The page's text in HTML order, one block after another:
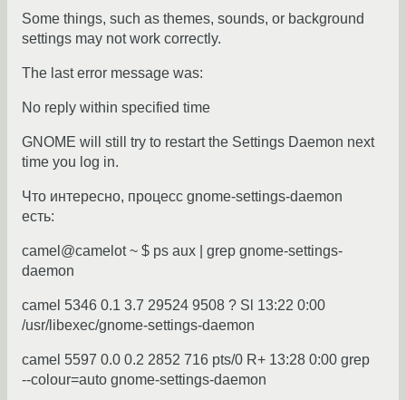
Some things, such as themes, sounds, or background
settings may not work correctly.
The last error message was:
No reply within specified time
GNOME will still try to restart the Settings Daemon next
time you log in.
Что интересно, процесс gnome-settings-daemon
есть:
camel@camelot ~ $ ps aux | grep gnome-settings-
daemon
camel 5346 0.1 3.7 29524 9508 ? Sl 13:22 0:00
/usr/libexec/gnome-settings-daemon
camel 5597 0.0 0.2 2852 716 pts/0 R+ 13:28 0:00 grep
--colour=auto gnome-settings-daemon